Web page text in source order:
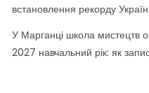
встановлення рекорду
У Марганці школа мистецтв
2027 навчальний рік: як